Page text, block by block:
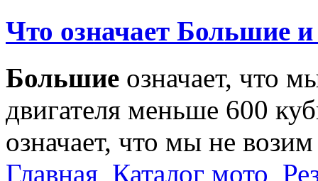
Что означает Большие
Большие означает, что
двигателя меньше 600
означает, что мы не
Главная Каталог мото